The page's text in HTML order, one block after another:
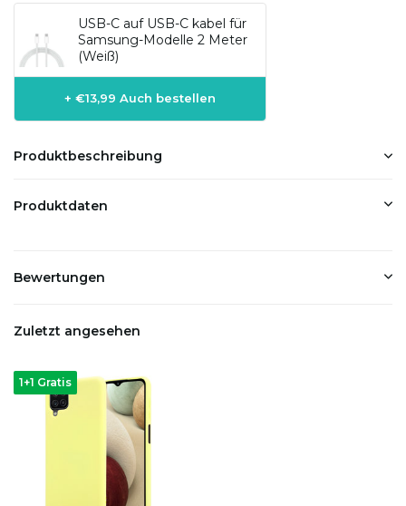
USB-C auf USB-C kabel für
Samsung-Modelle 2 Meter
(Weiß)
+ €13,99 Auch bestellen
Produktbeschreibung
Produktdaten
Bewertungen
Zuletzt angesehen
1+1 Gratis